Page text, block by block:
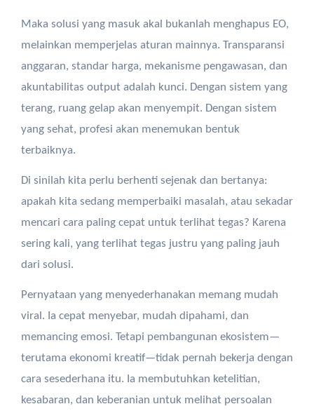
Maka solusi yang masuk akal bukanlah menghapus EO,
melainkan memperjelas aturan mainnya. Transparansi
anggaran, standar harga, mekanisme pengawasan, dan
akuntabilitas output adalah kunci. Dengan sistem yang
terang, ruang gelap akan menyempit. Dengan sistem
yang sehat, profesi akan menemukan bentuk
terbaiknya.
Di sinilah kita perlu berhenti sejenak dan bertanya:
apakah kita sedang memperbaiki masalah, atau sekadar
mencari cara paling cepat untuk terlihat tegas? Karena
sering kali, yang terlihat tegas justru yang paling jauh
dari solusi.
Pernyataan yang menyederhanakan memang mudah
viral. Ia cepat menyebar, mudah dipahami, dan
memancing emosi. Tetapi pembangunan ekosistem—
terutama ekonomi kreatif—tidak pernah bekerja dengan
cara sesederhana itu. Ia membutuhkan ketelitian,
kesabaran, dan keberanian untuk melihat persoalan